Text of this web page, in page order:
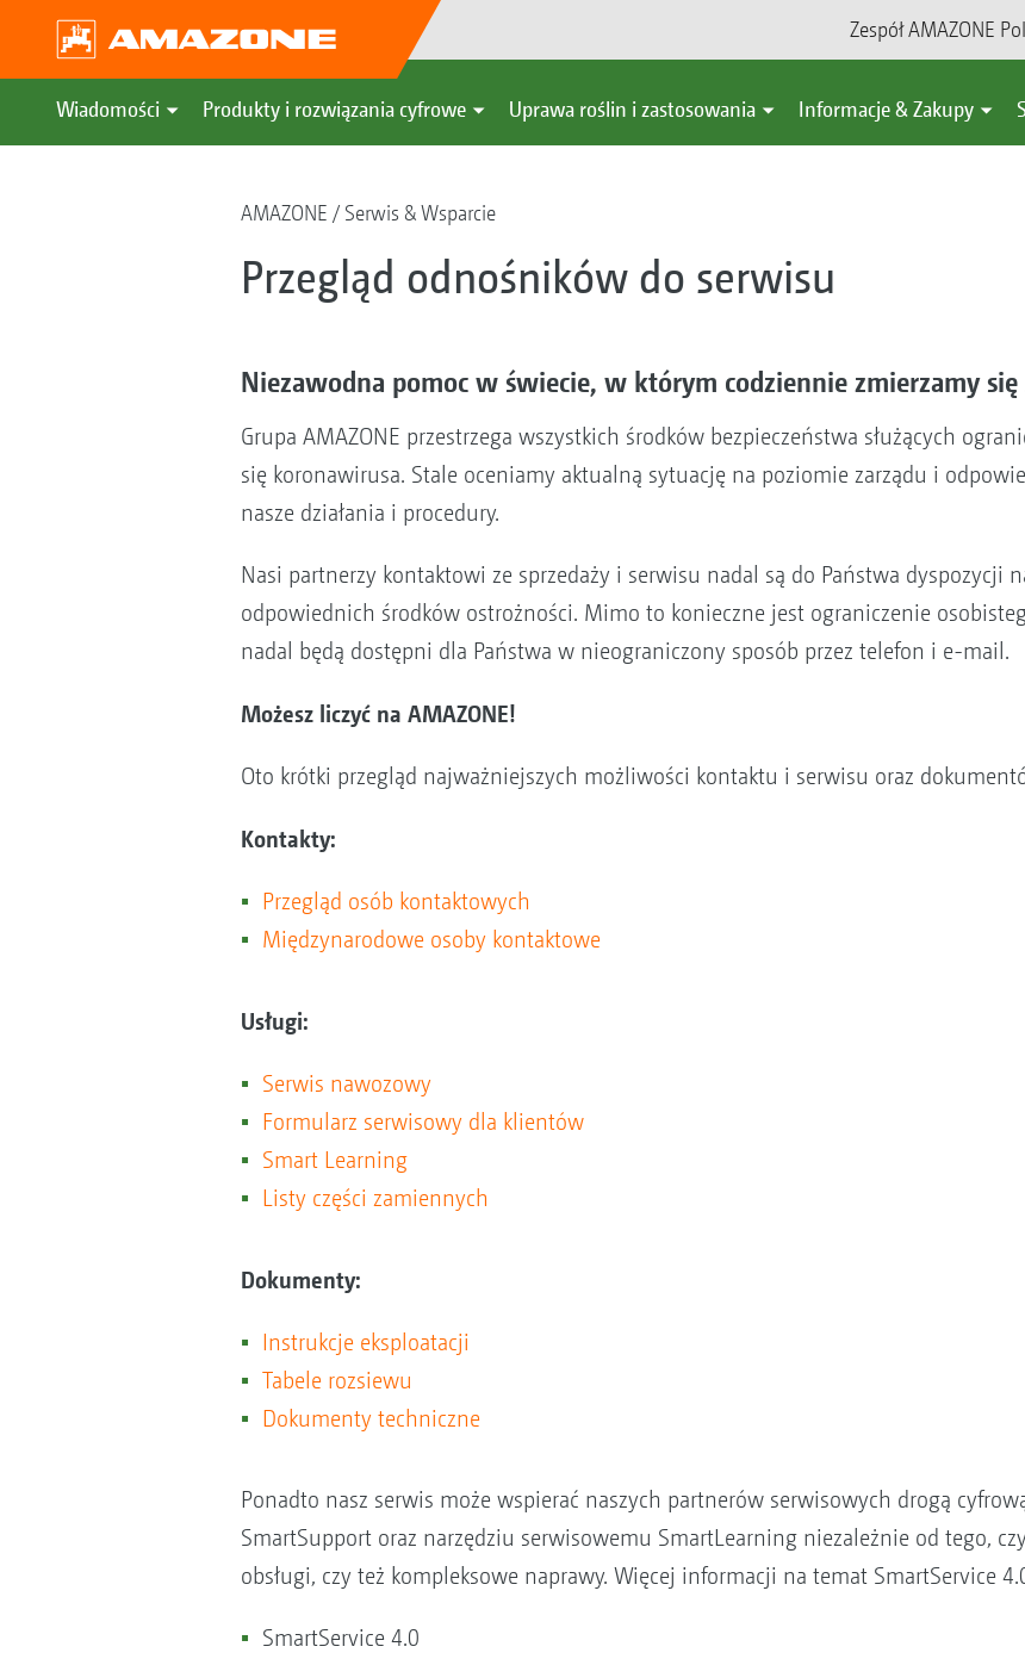
Zespół AMAZONE
Wiadomości Produkty i rozwiązania cyfrowe Uprawa roślin i zastosowania Informacje & Zakupy
AMAZONE Serwis & Wsparcie
Przegląd odnośników do serwisu
Niezawodna pomoc w świecie, w którym codziennie zmierzamy
Grupa AMAZONE przestrzega wszystkich środków bezpieczeństwa służących
się koronawirusa. Stale oceniamy aktualną sytuację na poziomie zarządu i
nasze działania i procedury.
Nasi partnerzy kontaktowi ze sprzedaży i serwisu nadal są do Państwa dyspozycji
odpowiednich środków ostrożności. Mimo to konieczne jest ograniczenie
nadal będą dostępni dla Państwa w nieograniczony sposób przez telefon i e-mail.
Możesz liczyć na AMAZONE!
Oto krótki przegląd najważniejszych możliwości kontaktu i serwisu oraz
Kontakty:
Przegląd osób kontaktowych
Międzynarodowe osoby kontaktowe
Usługi:
Serwis nawozowy
Formularz serwisowy dla klientów
Smart Learning
Listy części zamiennych
Dokumenty:
Instrukcje eksploatacji
Tabele rozsiewu
Dokumenty techniczne
Ponadto nasz serwis może wspierać naszych partnerów serwisowych drogą
SmartSupport oraz narzędziu serwisowemu SmartLearning niezależnie od tego,
obsługi, czy też kompleksowe naprawy. Więcej informacji na temat SmartService
SmartService 4.0